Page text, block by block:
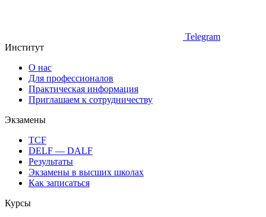
Telegram
Институт
О нас
Для профессионалов
Практическая информация
Приглашаем к сотрудничеству
Экзамены
TCF
DELF — DALF
Результаты
Экзамены в высших школах
Как записаться
Курсы